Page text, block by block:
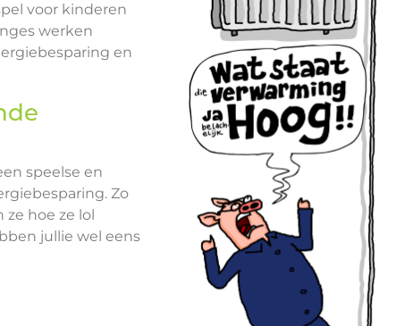
voor kinderen
werken
en
speelse en
Zo
hoe ze lol
jullie wel eens